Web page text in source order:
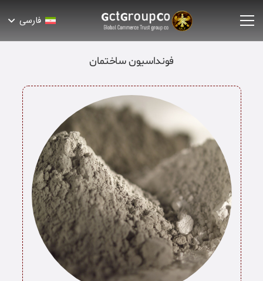
فارسی
فونداسیون ساختمان